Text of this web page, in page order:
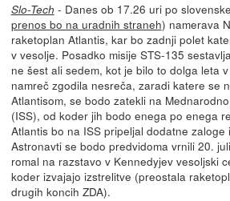
Slo-Tech - Danes ob 17.26 uri po
prenos bo na uradnih straneh) namerava
raketoplan Atlantis, kar bo zadnji polet
v vesolje. Posadko misije STS-135
ne šest ali sedem, kot je bilo to dolga leta
namreč zgodila nesreča, zaradi katere se
Atlantisom, se bodo zatekli na
(ISS), od koder jih bodo enega po enega
Atlantis bo na ISS pripeljal dodatne zaloge
Astronavti se bodo predvidoma vrnili 20.
romal na razstavo v Kennedyjev vesoljski
koder izvajajo izstrelitve (preostala
drugih koncih ZDA).